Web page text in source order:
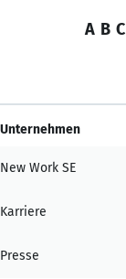
A B C
Unternehmen
New Work SE
Karriere
Presse